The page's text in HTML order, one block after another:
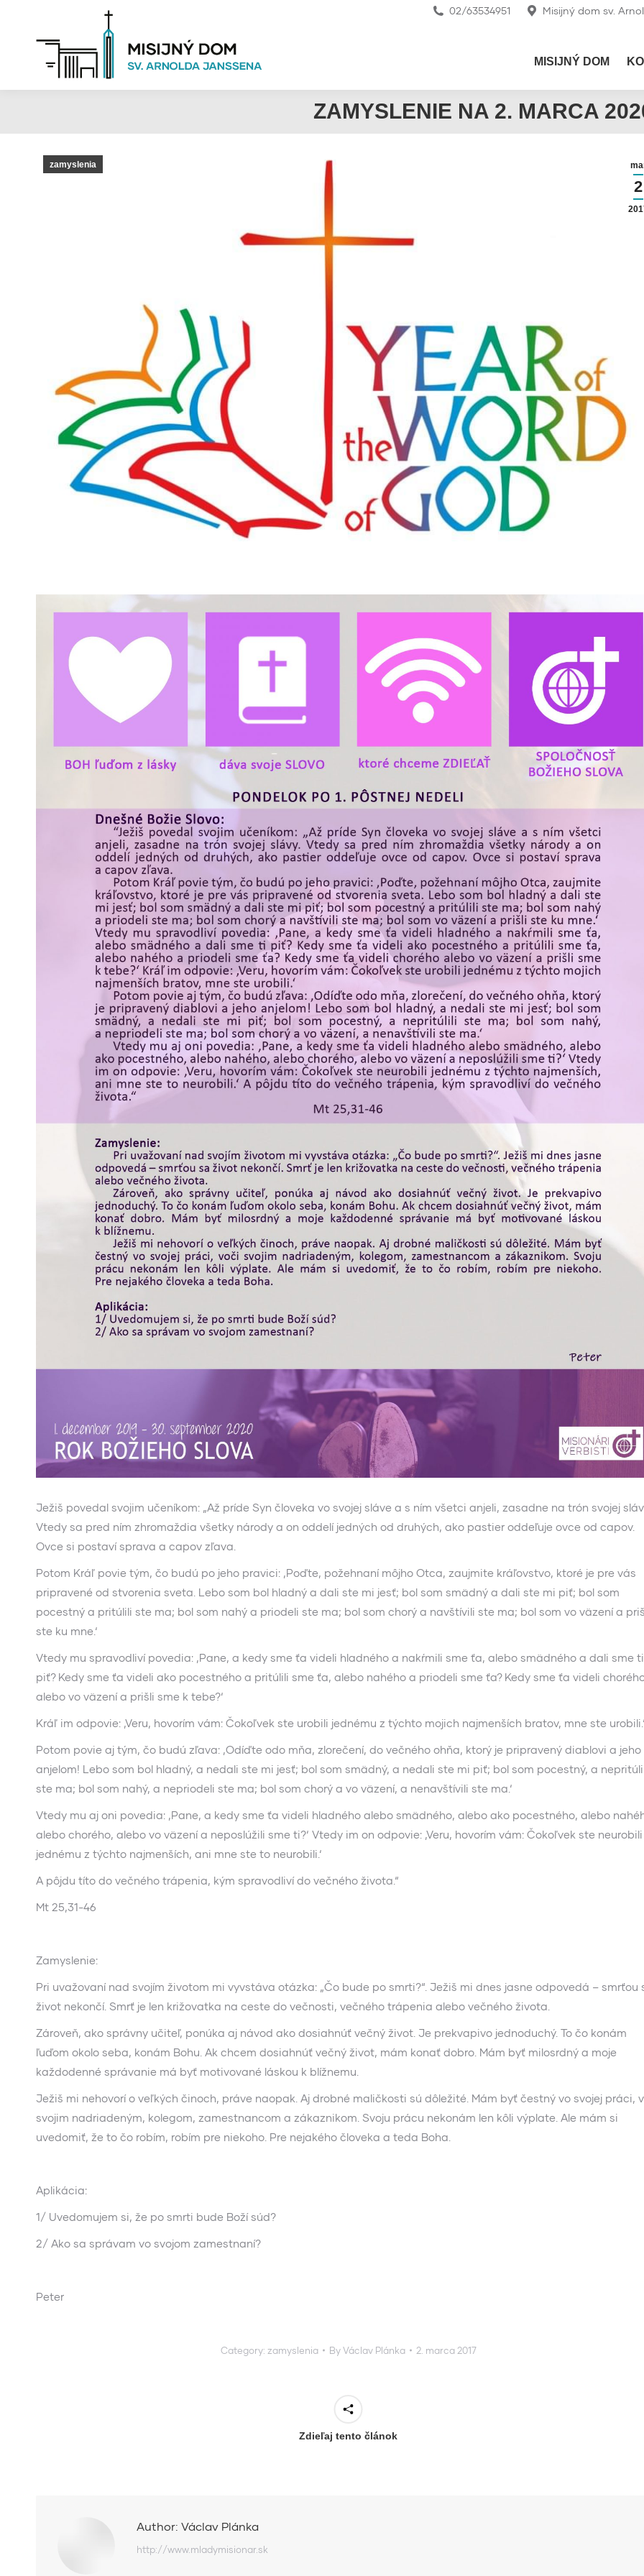
02/63534951 Misijný dom sv.
MISIJNÝ DOM
ZAMYSLENIE NA 2. MARCA
2
zamyslenia
Ježiš povedal svojim učeníkom: „Až príde Syn človeka vo svojej sláve a s ním všetci anjeli, zasadne na trón svojej
Vtedy sa pred ním zhromaždia všetky národy a on oddelí jedných od druhých, ako pastier oddeľuje ovce od capov.
Ovce si postaví sprava a capov zľava.
Potom Kráľ povie tým, čo budú po jeho pravici: ‚Poďte, požehnaní môjho Otca, zaujmite kráľovstvo, ktoré je pre vás
pripravené od stvorenia sveta. Lebo som bol hladný a dali ste mi jesť; bol som smädný a dali ste mi piť; bol som
pocestný a pritúlili ste ma; bol som nahý a priodeli ste ma; bol som chorý a navštívili ste ma; bol som vo väzení a
ste ku mne.‘
Vtedy mu spravodliví povedia: ‚Pane, a kedy sme ťa videli hladného a nakŕmili sme ťa, alebo smädného a dali sme ti
piť? Kedy sme ťa videli ako pocestného a pritúlili sme ťa, alebo nahého a priodeli sme ťa? Kedy sme ťa videli
alebo vo väzení a prišli sme k tebe?‘
Kráľ im odpovie: ‚Veru, hovorím vám: Čokoľvek ste urobili jednému z týchto mojich najmenších bratov, mne ste
Potom povie aj tým, čo budú zľava: ‚Odíďte odo mňa, zlorečení, do večného ohňa, ktorý je pripravený diablovi a jeho
anjelom! Lebo som bol hladný, a nedali ste mi jesť; bol som smädný, a nedali ste mi piť; bol som pocestný, a
ste ma; bol som nahý, a nepriodeli ste ma; bol som chorý a vo väzení, a nenavštívili ste ma.‘
Vtedy mu aj oni povedia: ‚Pane, a kedy sme ťa videli hladného alebo smädného, alebo ako pocestného, alebo
alebo chorého, alebo vo väzení a neposlúžili sme ti?‘ Vtedy im on odpovie: ‚Veru, hovorím vám: Čokoľvek ste neurobili
jednému z týchto najmenších, ani mne ste to neurobili.‘
A pôjdu títo do večného trápenia, kým spravodliví do večného života.“
Mt 25,31-46
Zamyslenie:
Pri uvažovaní nad svojím životom mi vyvstáva otázka: „Čo bude po smrti?“. Ježiš mi dnes jasne odpovedá – smrťou
život nekončí. Smrť je len križovatka na ceste do večnosti, večného trápenia alebo večného života.
Zároveň, ako správny učiteľ, ponúka aj návod ako dosiahnúť večný život. Je prekvapivo jednoduchý. To čo konám
ľuďom okolo seba, konám Bohu. Ak chcem dosiahnúť večný život, mám konať dobro. Mám byť milosrdný a moje
každodenné správanie má byť motivované láskou k blížnemu.
Ježiš mi nehovorí o veľkých činoch, práve naopak. Aj drobné maličkosti sú dôležité. Mám byť čestný vo svojej práci,
svojim nadriadeným, kolegom, zamestnancom a zákaznikom. Svoju prácu nekonám len kôli výplate. Ale mám si
uvedomiť, že to čo robím, robím pre niekoho. Pre nejakého človeka a teda Boha.
Aplikácia:
1/ Uvedomujem si, že po smrti bude Boží súd?
2/ Ako sa správam vo svojom zamestnaní?
Peter
Category: zamyslenia ByVáclav Plánka 2. marca 2017
Zdieľaj tento článok
Author: Václav Plánka
http://www.mladymisionar.sk